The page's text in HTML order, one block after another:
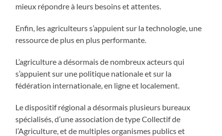
mieux répondre à leurs besoins et attentes.
Enfin, les agriculteurs s’appuient sur la technologie, une
ressource de plus en plus performante.
L’agriculture a désormais de nombreux acteurs qui
s’appuient sur une politique nationale et sur la
fédération internationale, en ligne et localement.
Le dispositif régional a désormais plusieurs bureaux
spécialisés, d’une association de type Collectif de
l’Agriculture, et de multiples organismes publics et